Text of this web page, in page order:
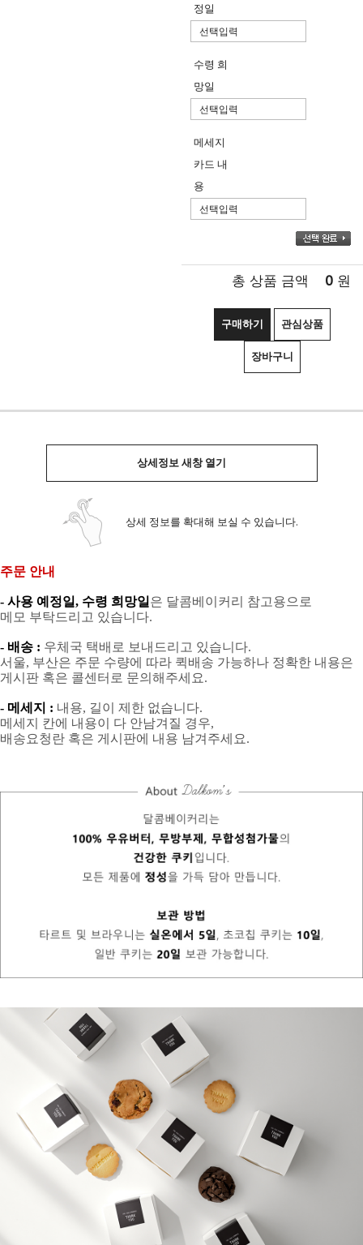
정일
수령 희
망일
메세지
카드 내
용
총 상품 금액 0 원
구매하기 관심상품
장바구니
상세정보 새창 열기
상세 정보를 확대해 보실 수 있습니다.
주문 안내
- 사용 예정일, 수령 희망일 은 달콤베이커리 참고용으로
메모 부탁드리고 있습니다.
- 배송 : 우체국 택배로 보내드리고 있습니다.
서울, 부산은 주문 수량에 따라 퀵배송 가능하나 정확한 내용은
게시판 혹은 콜센터로 문의해주세요.
- 메세지 : 내용, 길이 제한 없습니다.
메세지 칸에 내용이 다 안남겨질 경우,
배송요청란 혹은 게시판에 내용 남겨주세요.